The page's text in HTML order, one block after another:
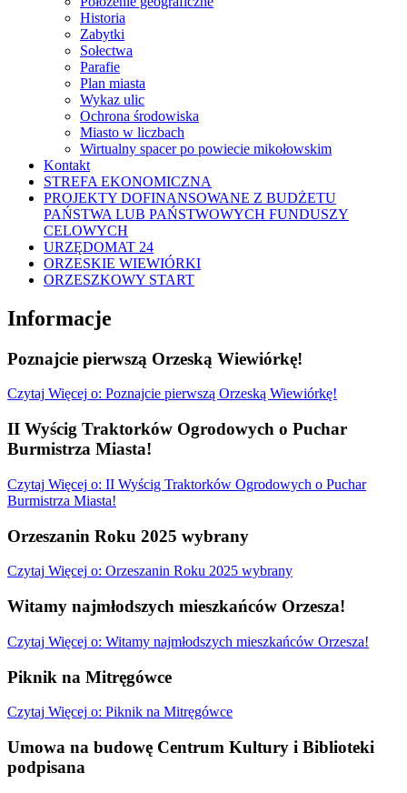
Historia
Zabytki
Sołectwa
Parafie
Plan miasta
Wykaz ulic
Ochrona środowiska
Miasto w liczbach
Wirtualny spacer po powiecie mikołowskim
Kontakt
STREFA EKONOMICZNA
PROJEKTY DOFINANSOWANE Z BUDŻETU
PAŃSTWA LUB PAŃSTWOWYCH FUNDUSZY
CELOWYCH
URZĘDOMAT 24
ORZESKIE WIEWIÓRKI
ORZESZKOWY START
Informacje
Poznajcie pierwszą Orzeską Wiewiórkę!
Czytaj Więcej o: Poznajcie pierwszą Orzeską Wiewiórkę!
II Wyścig Traktorków Ogrodowych o Puchar
Burmistrza Miasta!
Czytaj Więcej o: II Wyścig Traktorków Ogrodowych o Puchar
Burmistrza Miasta!
Orzeszanin Roku 2025 wybrany
Czytaj Więcej o: Orzeszanin Roku 2025 wybrany
Witamy najmłodszych mieszkańców Orzesza!
Czytaj Więcej o: Witamy najmłodszych mieszkańców Orzesza!
Piknik na Mitręgówce
Czytaj Więcej o: Piknik na Mitręgówce
Umowa na budowę Centrum Kultury i Biblioteki
podpisana